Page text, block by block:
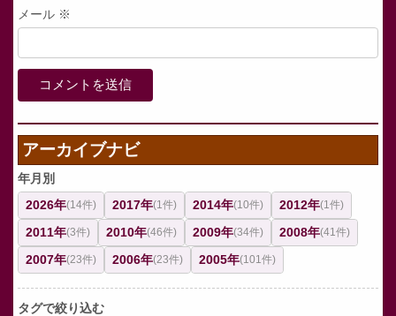
メール ※
アーカイブナビ
年月別
2026年(14件) 2017年(1件) 2014年(10件) 2012年(1件)
2011年(3件) 2010年(46件) 2009年(34件) 2008年(41件)
2007年(23件) 2006年(23件) 2005年(101件)
タグで絞り込む